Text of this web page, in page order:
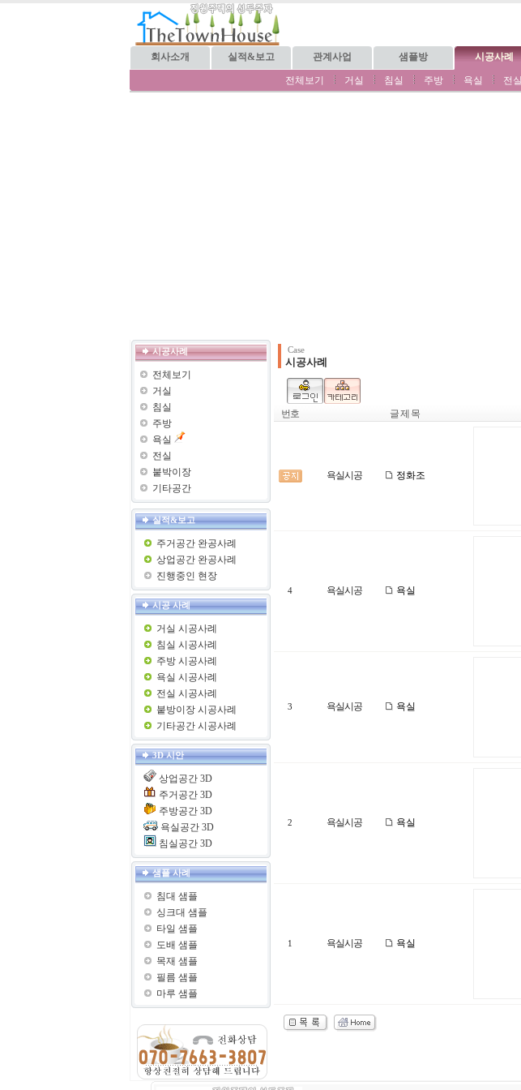
회사소개 실적&보고 관계사업 샘플방 시공사례
전체보기 거실 침실 주방 욕실 전실
시공사례
전체보기
거실
침실
주방
욕실
전실
붙박이장
기타공간
실적&보고
주거공간 완공사례
상업공간 완공사례
진행중인 현장
시공 사례
거실 시공사례
침실 시공사례
주방 시공사례
욕실 시공사례
전실 시공사례
붙방이장 시공사례
기타공간 시공사례
3D 시안
상업공간 3D
주거공간 3D
주방공간 3D
욕실공간 3D
침실공간 3D
샘플 사례
침대 샘플
싱크대 샘플
타일 샘플
도배 샘플
목재 샘플
필름 샘플
마루 샘플
Case
시공사례
번호 글 제 목
욕실시공 정화조
4 욕실시공 욕실
3 욕실시공 욕실
2 욕실시공 욕실
1 욕실시공 욕실